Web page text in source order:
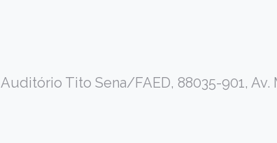
Auditório Tito Sena/FAED, 88035-901,